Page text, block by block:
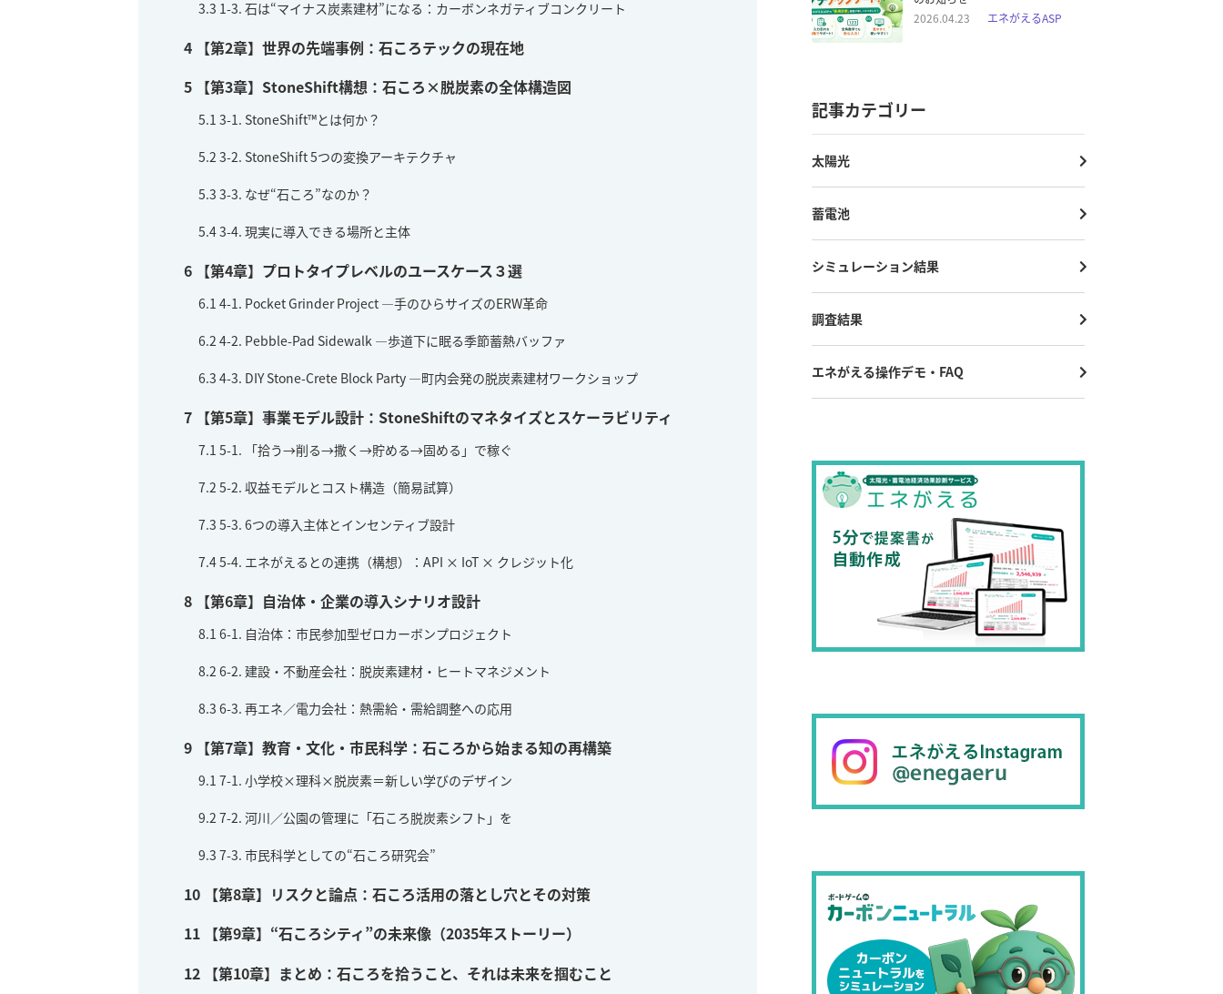
3.3 1-3. 石は“マイナス炭素建材”になる：カーボンネガティブコンクリート
4 【第2章】世界の先端事例：石ころテックの現在地
5 【第3章】StoneShift構想：石ころ×脱炭素の全体構造図
5.1 3-1. StoneShift™とは何か？
5.2 3-2. StoneShift 5つの変換アーキテクチャ
5.3 3-3. なぜ“石ころ”なのか？
5.43-4. 現実に導入できる場所と主体
6 【第4章】プロトタイプレベルのユースケース３選
6.1 4-1. Pocket Grinder Project ―手のひらサイズのERW革命
6.2 4-2. Pebble-Pad Sidewalk ―歩道下に眠る季節蓄熱バッファ
6.3 4-3. DIY Stone-Crete Block Party ―町内会発の脱炭素建材ワークショップ
7 【第5章】事業モデル設計：StoneShiftのマネタイズとスケーラビリティ
7.1 5-1. 「拾う→削る→撒く→貯める→固める」で稼ぐ
7.2 5-2. 収益モデルとコスト構造（簡易試算）
7.3 5-3. 6つの導入主体とインセンティブ設計
7.45-4. エネがえるとの連携（構想）：API × IoT × クレジット化
8 【第6章】自治体・企業の導入シナリオ設計
8.1 6-1. 自治体：市民参加型ゼロカーボンプロジェクト
8.2 6-2. 建設・不動産会社：脱炭素建材・ヒートマネジメント
8.3 6-3. 再エネ／電力会社：熱需給・需給調整への応用
9 【第7章】教育・文化・市民科学：石ころから始まる知の再構築
9.1 7-1. 小学校×理科×脱炭素＝新しい学びのデザイン
9.2 7-2. 河川／公園の管理に「石ころ脱炭素シフト」を
9.3 7-3. 市民科学としての“石ころ研究会”
10 【第8章】リスクと論点：石ころ活用の落とし穴とその対策
11 【第9章】“石ころシティ”の未来像（2035年ストーリー）
12 【第10章】まとめ：石ころを拾うこと、それは未来を掴むこと
2026.04.23
エネがえるASP
記事カテゴリー
太陽光
蓄電池
シミュレーション結果
調査結果
エネがえる操作デモ・FAQ